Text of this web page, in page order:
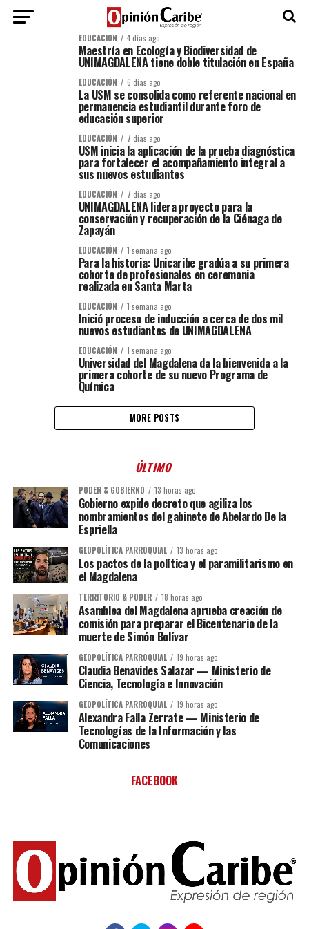
EDUCACIÓN 4 días ago
Maestría en Ecología y Biodiversidad de
UNIMAGDALENA tiene doble titulación en España
EDUCACIÓN 6 días ago
La USM se consolida como referente nacional en
permanencia estudiantil durante foro de
educación superior
EDUCACIÓN 7 días ago
USM inicia la aplicación de la prueba diagnóstica
para fortalecer el acompañamiento integral a
sus nuevos estudiantes
EDUCACIÓN 7 días ago
UNIMAGDALENA lidera proyecto para la
conservación y recuperación de la Ciénaga de
Zapayán
EDUCACIÓN 1 semana ago
Para la historia: Unicaribe gradúa a su primera
cohorte de profesionales en ceremonia
realizada en Santa Marta
EDUCACIÓN 1 semana ago
Inició proceso de inducción a cerca de dos mil
nuevos estudiantes de UNIMAGDALENA
EDUCACIÓN 1 semana ago
Universidad del Magdalena da la bienvenida a la
primera cohorte de su nuevo Programa de
Química
MORE POSTS
ÚLTIMO
PODER & GOBIERNO 13 horas ago
Gobierno expide decreto que agiliza los
nombramientos del gabinete de Abelardo De la
Espriella
GEOPOLÍTICA PARROQUIAL 13 horas ago
Los pactos de la política y el paramilitarismo en
el Magdalena
TERRITORIO & PODER 18 horas ago
Asamblea del Magdalena aprueba creación de
comisión para preparar el Bicentenario de la
muerte de Simón Bolívar
GEOPOLÍTICA PARROQUIAL 19 horas ago
Claudia Benavides Salazar — Ministerio de
Ciencia, Tecnología e Innovación
GEOPOLÍTICA PARROQUIAL 19 horas ago
Alexandra Falla Zerrate — Ministerio de
Tecnologías de la Información y las
Comunicaciones
FACEBOOK